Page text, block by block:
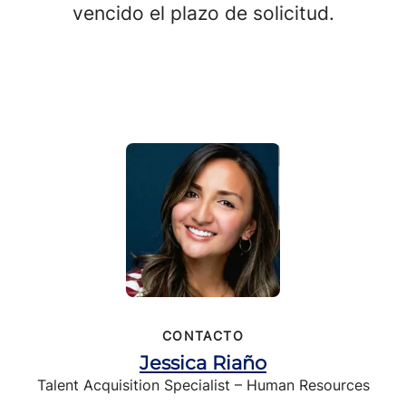
vencido el plazo de solicitud.
CONTACTO
Jessica Riaño
Talent Acquisition Specialist – Human Resources